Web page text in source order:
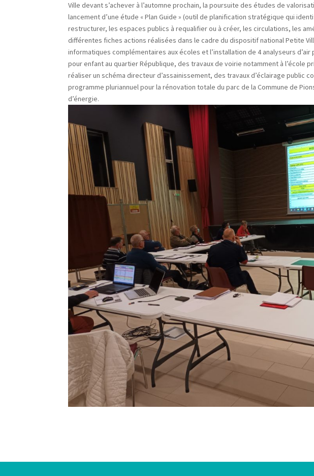
Ville devant s’achever à l’automne prochain, la poursuite des études de
lancement d’une étude « Plan Guide » (outil de planification stratégique qui
restructurer, les espaces publics à requalifier ou à créer, les circulations, les
différentes fiches actions réalisées dans le cadre du dispositif national Petite
informatiques complémentaires aux écoles et l’installation de 4 analyseurs
pour enfant au quartier République, des travaux de voirie notamment à l’école
réaliser un schéma directeur d’assainissement, des travaux d’éclairage public
programme pluriannuel pour la rénovation totale du parc de la Commune de
d’énergie.